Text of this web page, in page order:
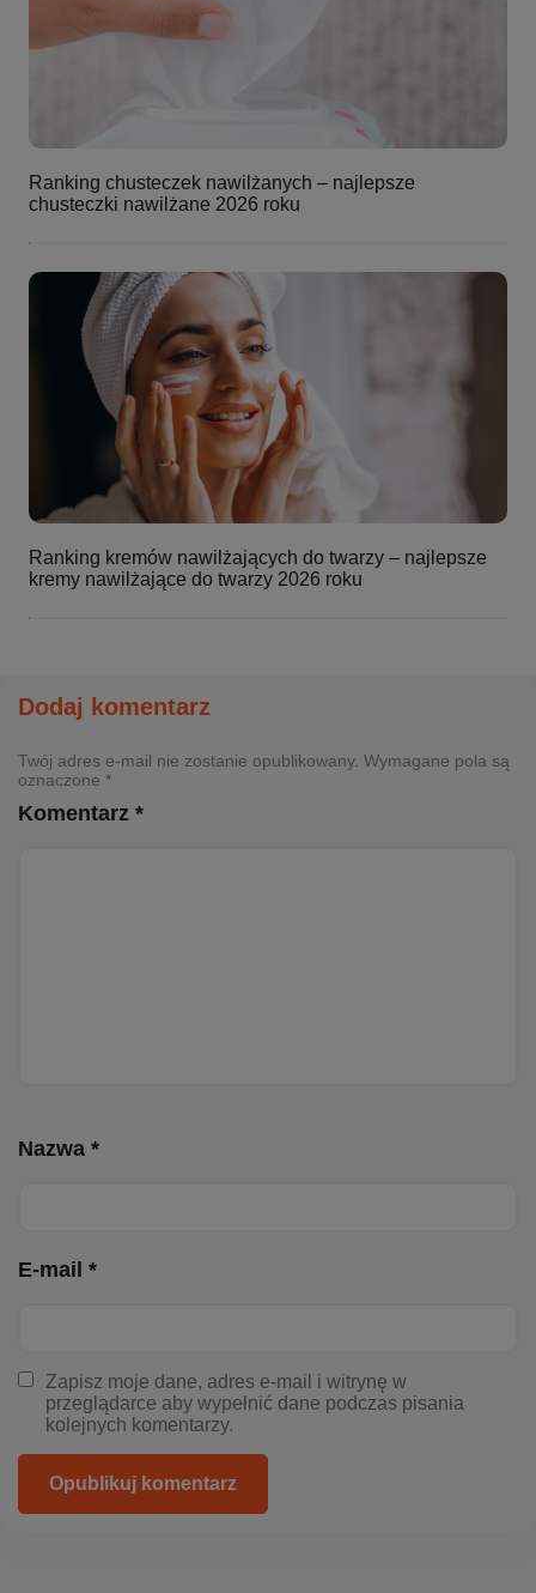
Ranking chusteczek nawilżanych – najlepsze
chusteczki nawilżane 2026 roku
Ranking kremów nawilżających do twarzy – najlepsze
kremy nawilżające do twarzy 2026 roku
Dodaj komentarz
Twój adres e-mail nie zostanie opublikowany. Wymagane pola są
oznaczone *
Komentarz *
Nazwa *
E-mail *
Zapisz moje dane, adres e-mail i witrynę w
przeglądarce aby wypełnić dane podczas pisania
kolejnych komentarzy.
Opublikuj komentarz